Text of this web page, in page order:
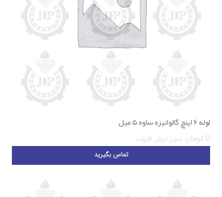
لوله ۶ اینچ گالوانیزه ساوه ۵ میل
0 تومان بدون ارزش افزوده
تماس بگیرید